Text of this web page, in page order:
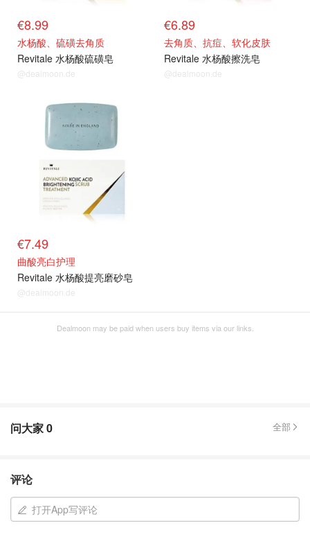
€8.99
水杨酸、硫磺去角质
Revitale 水杨酸硫磺皂
@dealmoon.de
€6.89
去角质、抗痘、软化皮肤
Revitale 水杨酸擦洗皂
@dealmoon.de
€7.49
曲酸亮白护理
Revitale 水杨酸提亮磨砂皂
@dealmoon.de
Dealmoon may be paid when users buy items via our links.
问大家0 全部
评论
打开App写评论